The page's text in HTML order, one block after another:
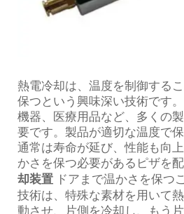
熱電冷却は、温度を制御する
保つという興味深い技術です
機器、医療用品など、多くの
要です。製品が適切な温度で
通常は寿命が延び、性能も向
かさを保つ必要があるピザを
却装置 ドアまで温かさを保つ
技術は、特殊な素材を用いて
動させ、片側を冷却し、もう